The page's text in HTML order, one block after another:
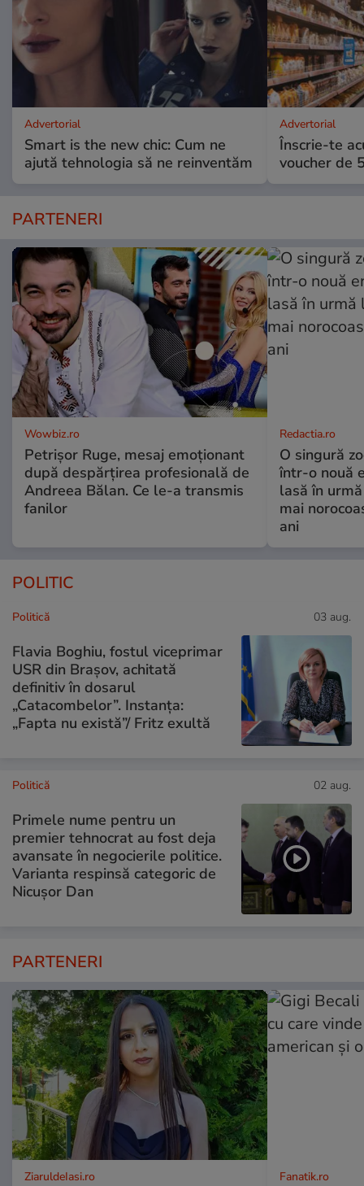
Advertorial
Smart is the new chic: Cum ne
ajută tehnologia să ne reinventăm
Advertorial
Înscrie-te
voucher de
PARTENERI
Wowbiz.ro
Petrișor Ruge, mesaj emoționant
după despărțirea profesională de
Andreea Bălan. Ce le-a transmis
fanilor
Redactia.ro
O singură
într-o nouă
lasă în
mai
ani
POLITIC
Politică 03 aug.
Flavia Boghiu, fostul viceprimar
USR din Brașov, achitată
definitiv în dosarul
„Catacombelor”. Instanța:
„Fapta nu există”/ Fritz exultă
Politică 02 aug.
Primele nume pentru un
premier tehnocrat au fost deja
avansate în negocierile politice.
Varianta respinsă categoric de
Nicușor Dan
PARTENERI
ZiaruldeIasi.ro Fanatik.ro